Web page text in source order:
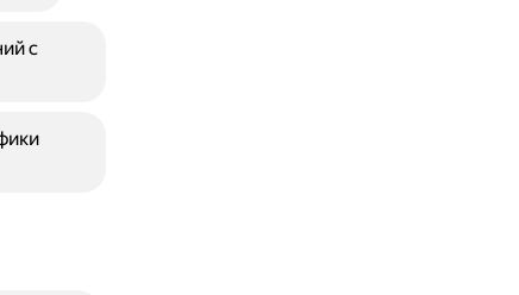
с